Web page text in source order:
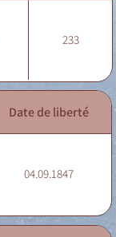
233
Date de liberté
04.09.1847